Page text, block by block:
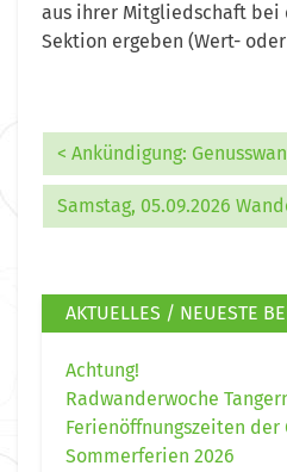
aus ihrer Mitgliedschaft bei
Sektion ergeben (Wert-
< Ankündigung:
Samstag, 05.09.2026
AKTUELLES / NEUESTE
Achtung!
Radwanderwoche
Ferienöffnungszeiten der
Sommerferien 2026